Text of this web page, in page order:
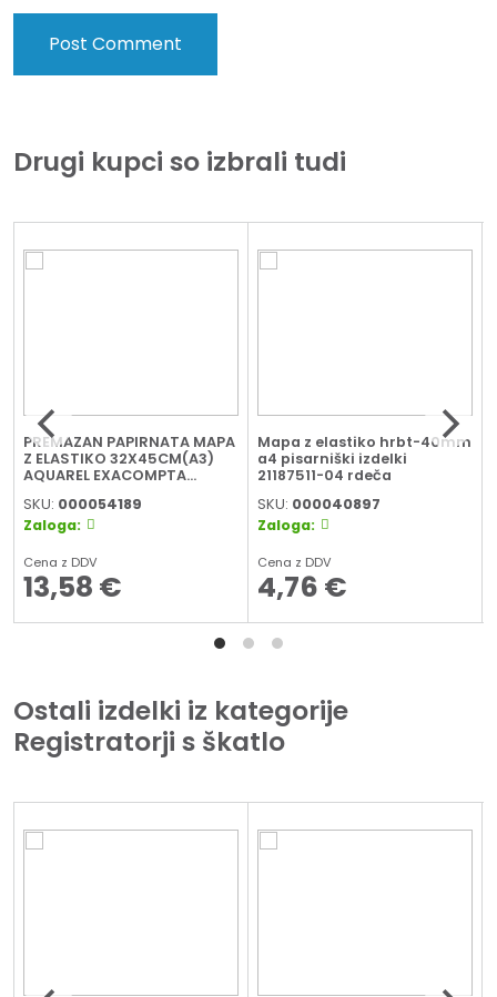
Drugi kupci so izbrali tudi
PREMAZAN PAPIRNATA MAPA
Z ELASTIKO 32X45CM(A3)
AQUAREL EXACOMPTA
SKU: 000054189
Zaloga:
Cena z DDV
13,58 €
Mapa z elastiko hrbt-40mm
a4 pisarniški izdelki
21187511-04 rdeča
SKU: 000040897
Zaloga:
Cena z DDV
4,76 €
Ostali izdelki iz kategorije
Registratorji s škatlo